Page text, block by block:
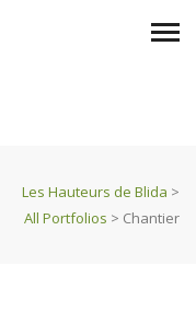
Les Hauteurs de Blida >
All Portfolios > Chantier